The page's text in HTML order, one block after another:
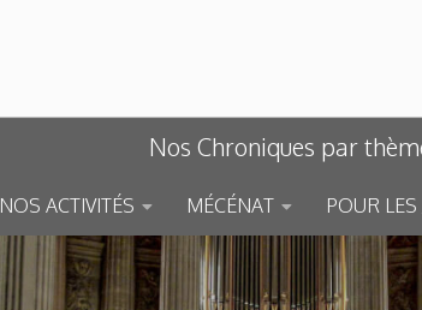
Nos Chroniques par
NOS ACTIVITÉS MÉCÉNAT POUR LES